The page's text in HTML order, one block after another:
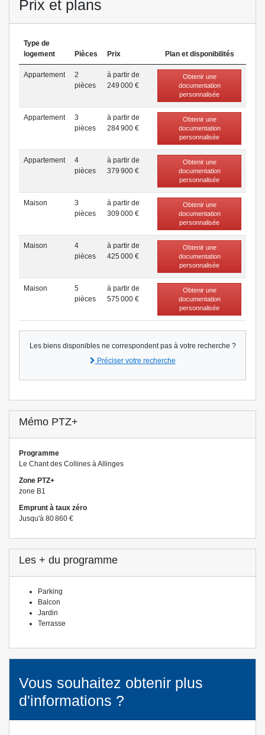
Prix et plans
Type de
logement
Pièces Prix Plan et disponibilités
Appartement
2
pièces
à partir de
249 000 €
Obtenir une
documentation
personnalisée
Appartement
3
pièces
à partir de
284 900 €
Obtenir une
documentation
personnalisée
Appartement
4
pièces
à partir de
379 900 €
Obtenir une
documentation
personnalisée
Maison
3
pièces
à partir de
309 000 €
Obtenir une
documentation
personnalisée
Maison
4
pièces
à partir de
425 000 €
Obtenir une
documentation
personnalisée
Maison
5
pièces
à partir de
575 000 €
Obtenir une
documentation
personnalisée
Les biens disponibles ne correspondent pas à votre recherche ?
Préciser votre recherche
Mémo PTZ+
Programme
Le Chant des Collines à Allinges
Zone PTZ+
zone B1
Emprunt à taux zéro
Jusqu'à 80 860 €
Les + du programme
Parking
Balcon
Jardin
Terrasse
Vous souhaitez obtenir plus
d'informations ?